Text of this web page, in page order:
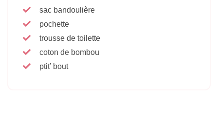
sac bandoulière
pochette
trousse de toilette
coton de bombou
ptit’ bout